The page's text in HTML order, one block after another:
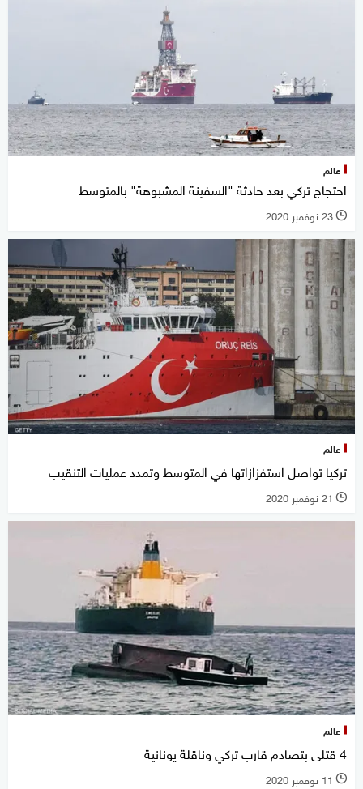
عالم
احتجاج تركي بعد حادثة "السفينة المشبوهة" بالمتوسط
l 23 نوفمبر 2020
عالم
تركيا تواصل استفزازاتها في المتوسط وتمدد عمليات التنقيب
l 21 نوفمبر 2020
عالم
4 قتلى بتصادم قارب تركي وناقلة يونانية
l 11 نوفمبر 2020